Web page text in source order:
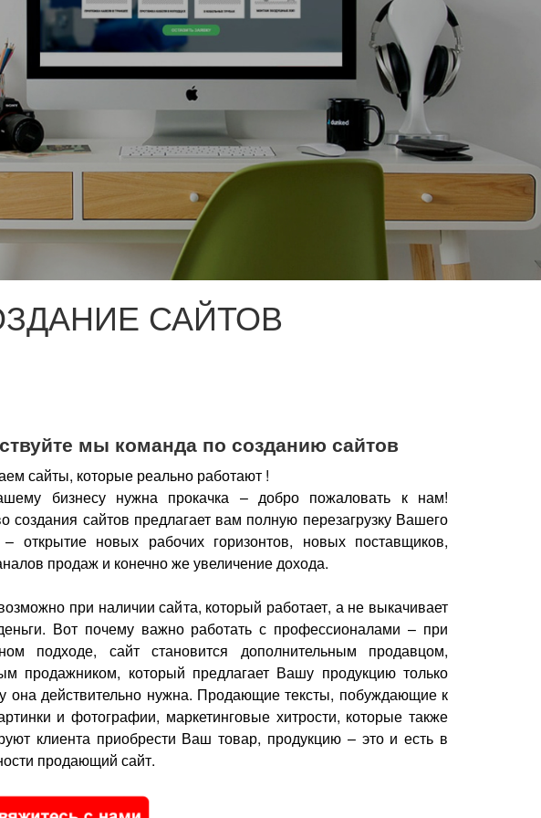
САЙТОВ
мы команда по созданию сайтов
сайты, которые реально работают !
бизнесу нужна прокачка – добро пожаловать к нам!
создания сайтов предлагает вам полную перезагрузку Вашего
– открытие новых рабочих горизонтов, новых поставщиков,
продаж и конечно же увеличение дохода.
при наличии сайта, который работает, а не выкачивает
Вот почему важно работать с профессионалами – при
подходе, сайт становится дополнительным продавцом,
продажником, который предлагает Вашу продукцию только
она действительно нужна. Продающие тексты, побуждающие к
и фотографии, маркетинговые хитрости, которые также
клиента приобрести Ваш товар, продукцию – это и есть в
продающий сайт.